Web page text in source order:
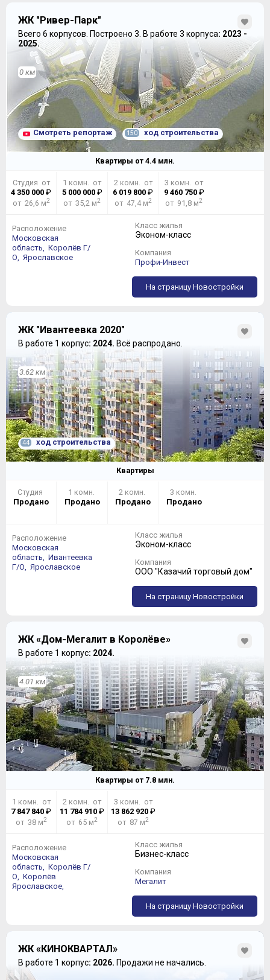
ЖК "Ривер-Парк"
Всего 6 корпусов. Построено 3. В работе 3 корпуса: 2023 -
2025.
0 км
Смотреть репортаж 150 ход строительства
Квартиры от 4.4 млн.
Студия от
4 350 000 ₽
от 26,6 м2
1 комн. от
5 000 000₽
от 35,2 м2
2 комн. от
6 019 800 ₽
от 47,4 м2
3 комн. от
9 460 750₽
от 91,8 м2
Расположение
Московская
область,
Королёв Г/
О,
Ярославское
Класс жилья
Эконом-класс
Компания
Профи-Инвест
На страницу Новостройки
ЖК "Ивантеевка 2020"
В работе 1 корпус: 2024. Всё распродано.
3.62 км
44 ход строительства
Квартиры
Студия
Продано
1 комн.
Продано
2 комн.
Продано
3 комн.
Продано
Расположение
Московская
область,
Ивантеевка
Г/О,
Ярославское
Класс жилья
Эконом-класс
Компания
ООО "Казачий торговый дом"
На страницу Новостройки
ЖК «Дом-Мегалит в Королёве»
В работе 1 корпус: 2024.
4.01 км
Квартиры от 7.8 млн.
1 комн. от
7 847 840 ₽
от 38 м2
2 комн. от
11 784 910 ₽
от 65 м2
3 комн. от
13 862 920₽
от 87 м2
Расположение
Московская
область,
Королёв Г/
О,
Королёв
Ярославское,
Класс жилья
Бизнес-класс
Компания
Мегалит
На страницу Новостройки
ЖК «КИНОКВАРТАЛ»
В работе 1 корпус: 2026. Продажи не начались.